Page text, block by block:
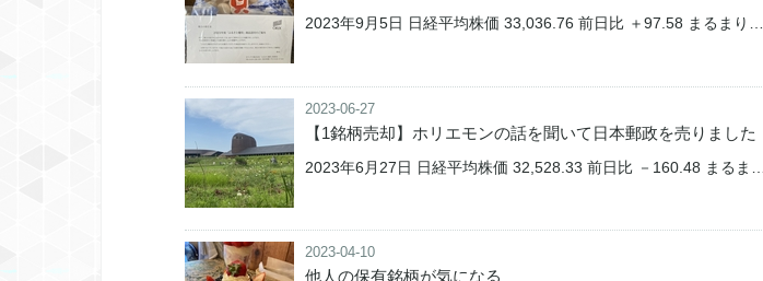
2023年9月5日 日経平均株価 33,036.76 前日比 ＋97.58 まるまり…
2023-06-27
【1銘柄売却】ホリエモンの話を聞いて日本郵政を売りました
2023年6月27日 日経平均株価 32,528.33 前日比 －160.48 まるま…
2023-04-10
他人の保有銘柄が気になる